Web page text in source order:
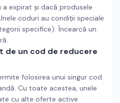
a expirat și dacă produsele
coduri au condiții speciale
specifice). Încearcă un
de un cod de reducere
folosirea unui singur cod
Cu toate acestea, unele
cu alte oferte active.